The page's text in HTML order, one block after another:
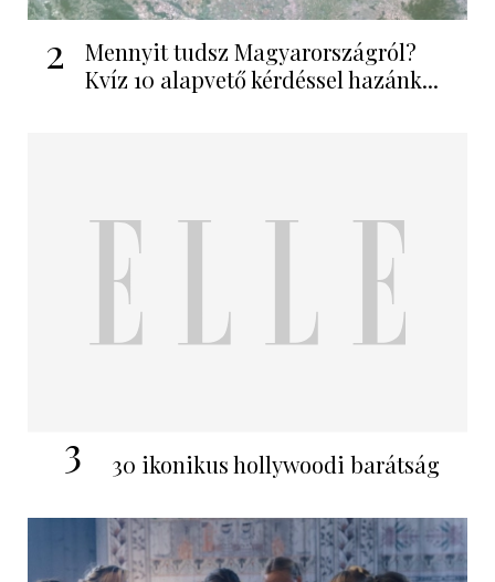
2
Mennyit tudsz Magyarországról?
Kvíz 10 alapvető kérdéssel hazánk...
3 30 ikonikus hollywoodi barátság